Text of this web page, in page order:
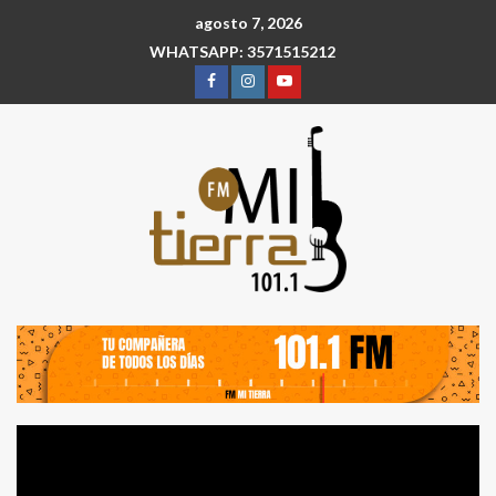
agosto 7, 2026
WHATSAPP: 3571515212